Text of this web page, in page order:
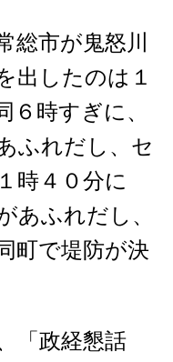
市が鬼怒川
出したのは１
６時すぎに、
ふれだし、セ
時４０分に
あふれだし、
町で堤防が決
「政経懇話